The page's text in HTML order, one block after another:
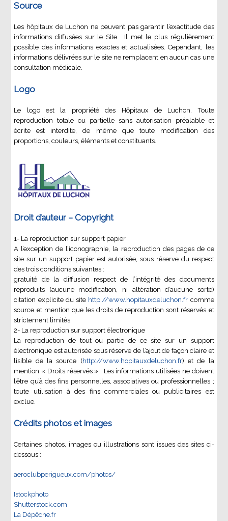
Source
Les hôpitaux de Luchon ne peuvent pas garantir l’exactitude des
informations diffusées sur le Site. Il met le plus régulièrement
possible des informations exactes et actualisées. Cependant, les
informations délivrées sur le site ne remplacent en aucun cas une
consultation médicale.
Logo
Le logo est la propriété des Hôpitaux de Luchon. Toute
reproduction totale ou partielle sans autorisation préalable et
écrite est interdite, de même que toute modification des
proportions, couleurs, éléments et constituants.
Droit d’auteur – Copyright
1- La reproduction sur support papier
A l’exception de l’iconographie, la reproduction des pages de ce
site sur un support papier est autorisée, sous réserve du respect
des trois conditions suivantes :
gratuité de la diffusion respect de l’intégrité des documents
reproduits (aucune modification, ni altération d’aucune sorte)
citation explicite du site http://www.hopitauxdeluchon.fr comme
source et mention que les droits de reproduction sont réservés et
strictement limités.
2- La reproduction sur support électronique
La reproduction de tout ou partie de ce site sur un support
électronique est autorisée sous réserve de l’ajout de façon claire et
lisible de la source (http://www.hopitauxdeluchon.fr) et de la
mention « Droits réservés ». Les informations utilisées ne doivent
l’être qu’à des fins personnelles, associatives ou professionnelles ;
toute utilisation à des fins commerciales ou publicitaires est
exclue.
Crédits photos et images
Certaines photos, images ou illustrations sont issues des sites ci-
dessous :
aeroclubperigueux.com/photos/
Istockphoto
Shutterstock.com
La Dépêche.fr